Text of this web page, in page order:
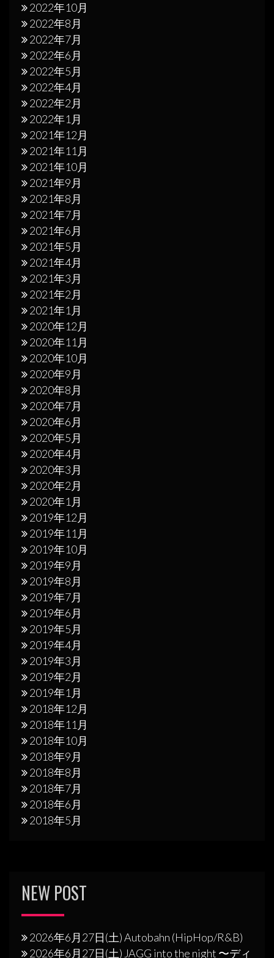
2022年10月
2022年8月
2022年7月
2022年6月
2022年5月
2022年4月
2022年2月
2022年1月
2021年12月
2021年11月
2021年10月
2021年9月
2021年8月
2021年7月
2021年6月
2021年5月
2021年4月
2021年3月
2021年2月
2021年1月
2020年12月
2020年11月
2020年10月
2020年9月
2020年8月
2020年7月
2020年6月
2020年5月
2020年4月
2020年3月
2020年2月
2020年1月
2019年12月
2019年11月
2019年10月
2019年9月
2019年8月
2019年7月
2019年6月
2019年5月
2019年4月
2019年3月
2019年2月
2019年1月
2018年12月
2018年11月
2018年10月
2018年9月
2018年8月
2018年7月
2018年6月
2018年5月
NEW POST
2026年6月27日(土) Autobahn (HipHop/R&B)
2026年6月27日(土) JAGG into the night 〜ディ